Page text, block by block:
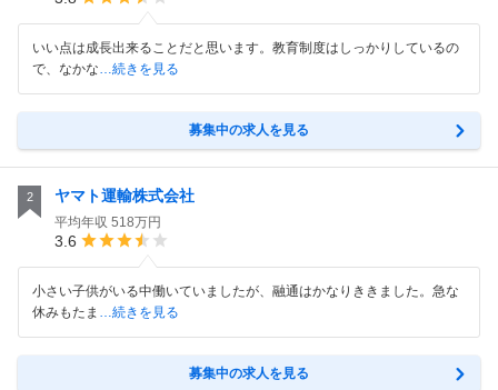
いい点は成長出来ることだと思います。教育制度はしっかりしているの
で、なかな…続きを見る
募集中の求人を見る
2 ヤマト運輸株式会社
平均年収 518万円
3.6
小さい子供がいる中働いていましたが、融通はかなりききました。急な
休みもたま …続きを見る
募集中の求人を見る